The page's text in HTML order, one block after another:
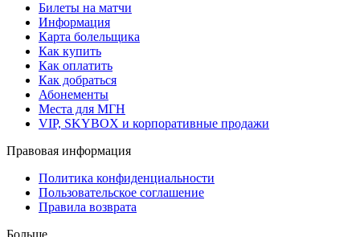
Билеты на матчи
Информация
Карта болельщика
Как купить
Как оплатить
Как добраться
Абонементы
Места для МГН
VIP, SKYBOX и корпоративные продажи
Правовая информация
Политика конфиденциальности
Пользовательское соглашение
Правила возврата
Больше